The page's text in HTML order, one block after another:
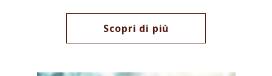
Scopri di più